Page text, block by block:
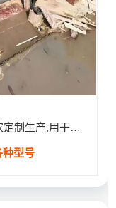
液压升降坝（液压活动坝）- 专业厂家定制生产,用于河道/防汛工程
种型号